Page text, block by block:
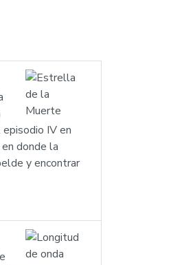
IV en
donde la
y encontrar